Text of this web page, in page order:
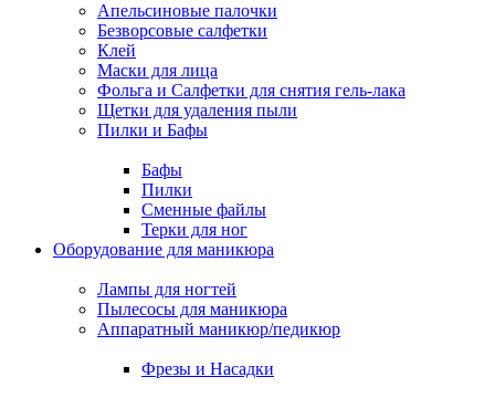
Апельсиновые палочки
Безворсовые салфетки
Клей
Маски для лица
Фольга и Салфетки для снятия гель-лака
Щетки для удаления пыли
Пилки и Бафы
Бафы
Пилки
Сменные файлы
Терки для ног
Оборудование для маникюра
Лампы для ногтей
Пылесосы для маникюра
Аппаратный маникюр/педикюр
Фрезы и Насадки